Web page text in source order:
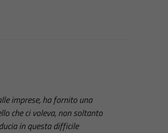
imprese, ha fornito una
che ci voleva, non soltanto
in questa difficile